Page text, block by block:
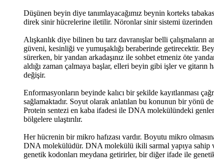
Düşünen beyin diye tanımlayacağımız beynin korteks
direk sinir hücrelerine iletilir. Nöronlar sinir sistemi üzerinden
Alışkanlık diye bilinen bu tarz davranışlar belli çalışmaların
güveni, kesinliği ve yumuşaklığı beraberinde getirecektir.
sürerken, bir yandan arkadaşınız ile sohbet etmeniz öte
aldığı zaman çalmaya başlar, elleri beyin gibi işler ve gitarın
değişir.
Enformasyonların beyinde kalıcı bir şekilde kayıtlanması
sağlamaktadır. Soyut olarak anlatılan bu konunun bir yönü
Protein sentezi en kaba ifadesi ile DNA molekülündeki
bölgelere ulaştırılır.
Her hücrenin bir mikro hafızası vardır. Boyutu mikro
DNA molekülüdür. DNA molekülü ikili sarmal yapıya sahip
genetik kodonları meydana getirirler, bir diğer ifade ile